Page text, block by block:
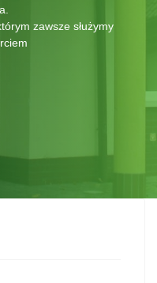
zawsze służymy